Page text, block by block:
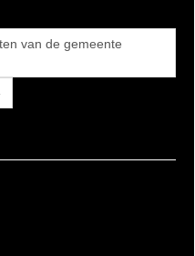
van de gemeente